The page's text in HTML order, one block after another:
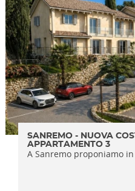
SANREMO - NUOVA
APPARTAMENTO 3
A Sanremo proponiamo